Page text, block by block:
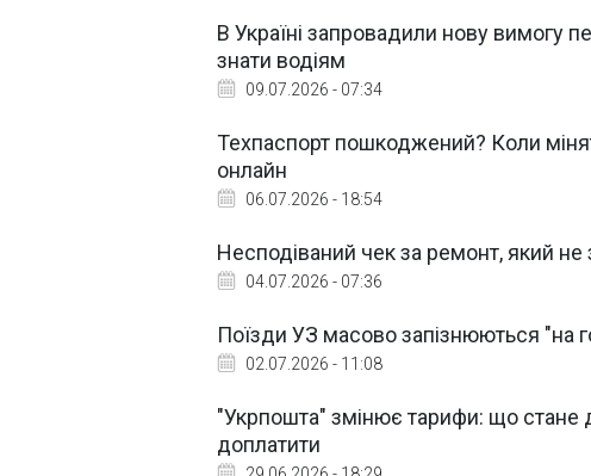
В Україні запровадили нову вимогу
знати водіям
09.07.2026 - 07:34
Техпаспорт пошкоджений? Коли
онлайн
06.07.2026 - 18:54
Несподіваний чек за ремонт, який
04.07.2026 - 07:36
Поїзди УЗ масово запізнюються "на
02.07.2026 - 11:08
"Укрпошта" змінює тарифи: що
доплатити